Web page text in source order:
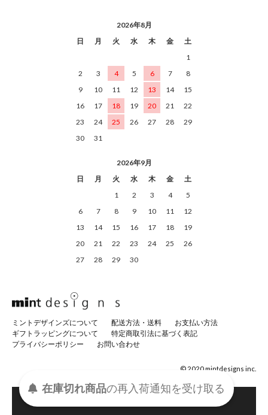
2026年8月
日
月 火 水 木 金
土
1
2
3 4 5 6 7
8
9
10 11 12 13 14
15
16
17 18 19 20 21
22
23
24 25 26 27 28
29
30
31
2026年9月
日
月 火 水 木 金
土
1
2 3 4
5
6
7 8 9 10 11
12
13
14 15 16 17 18
19
20
21 22 23 24 25
26
27
28 29 30
ミントデザインズについて 配送方法・送料
お支払い方法
ギフトラッピングについて
特定商取引法に基づく表記
プライバシーポリシー
お問い合わせ
© 2020 mintdesigns inc.
在庫切れ商品の再入荷通知を受け取る